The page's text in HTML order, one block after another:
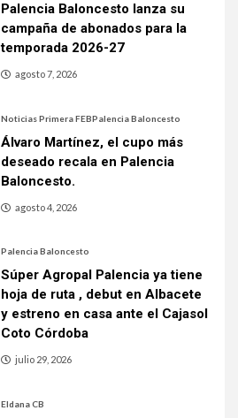
Palencia Baloncesto lanza su
campaña de abonados para la
temporada 2026-27
agosto 7, 2026
Noticias Primera FEBPalencia Baloncesto
Álvaro Martínez, el cupo más
deseado recala en Palencia
Baloncesto.
agosto 4, 2026
Palencia Baloncesto
Súper Agropal Palencia ya tiene
hoja de ruta , debut en Albacete
y estreno en casa ante el Cajasol
Coto Córdoba
julio 29, 2026
Eldana CB